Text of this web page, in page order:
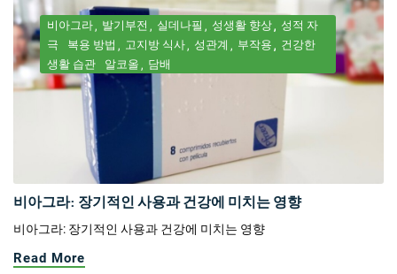
비아그라 발기부전 실데나필 성생활 향상
성적 자
극
복용 방법 고지방 식사 성관계 부작용
건강한
생활 습관
알코올 담배
비아그라: 장기적인 사용과 건강에 미치는 영향
비아그라: 장기적인 사용과 건강에 미치는 영향
Read More